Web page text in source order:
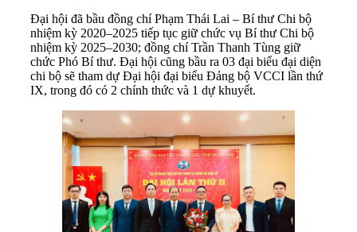
Đại hội đã bầu đồng chí Phạm Thái Lai – Bí thư Chi bộ
nhiệm kỳ 2020–2025 tiếp tục giữ chức vụ Bí thư Chi bộ
nhiệm kỳ 2025–2030; đồng chí Trần Thanh Tùng giữ
chức Phó Bí thư. Đại hội cũng bầu ra 03 đại biểu đại diện
chi bộ sẽ tham dự Đại hội đại biểu Đảng bộ VCCI lần thứ
IX, trong đó có 2 chính thức và 1 dự khuyết.